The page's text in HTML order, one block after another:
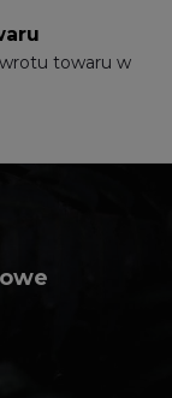
towaru w